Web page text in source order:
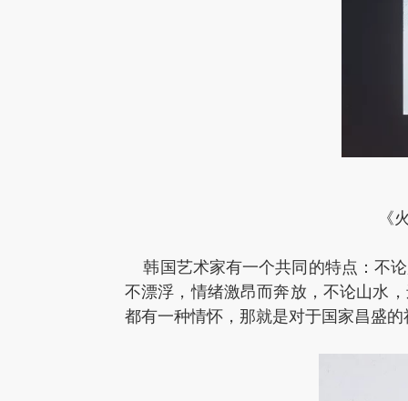
《
韩国艺术家有一个共同的特点：不
不漂浮，情绪激昂而奔放，不论山水
都有一种情怀，那就是对于国家昌盛